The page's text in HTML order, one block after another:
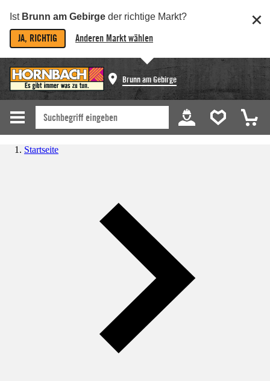
Ist Brunn am Gebirge der richtige Markt?
JA, RICHTIG Anderen Markt wählen
Brunn am Gebirge
Startseite